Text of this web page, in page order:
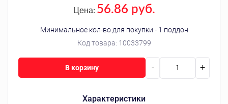
Код товара: 10033799
Цена: 56.86 руб.
Минимальное кол-во для покупки - 1 поддон
Характеристики
- +
В корзину